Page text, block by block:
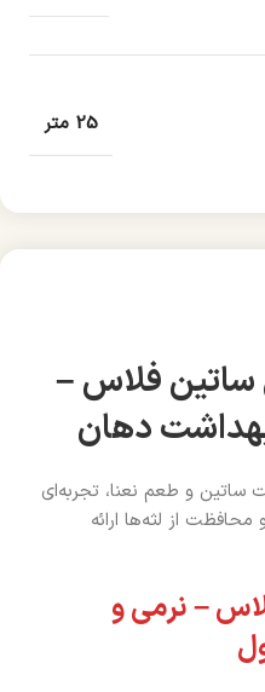
ساتین فلاس –
دهان
و طعم نعنا، تجربه‌ای
از لثه‌ها ارائه
– نرمی و
25 متر